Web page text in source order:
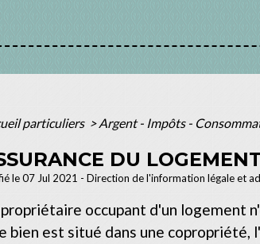
particuliers > Argent - Impôts -
DU
le 07 Jul 2021 - Direction de l'information légale et
occupant d'un logement
bien est situé dans une